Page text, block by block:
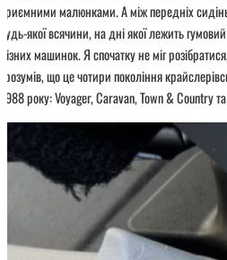
приємними малюнками. А між передніх
будь-якої всячини, на дні якої лежить
різних машинок. Я спочатку не міг
зрозумів, що це чотири покоління
1988 року: Voyager, Caravan, Town & Country